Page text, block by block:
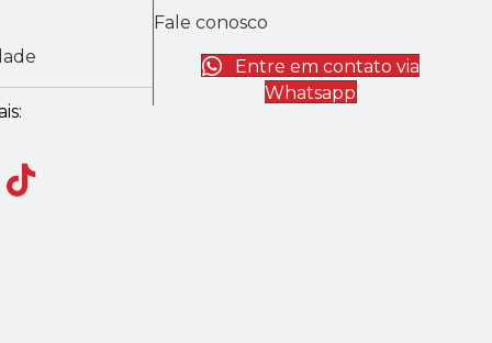
Fale conosco
Entre em contato via
Whatsapp